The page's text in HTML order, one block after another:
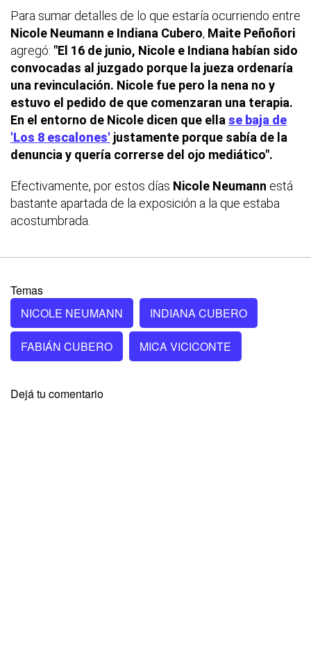
Para sumar detalles de lo que estaría ocurriendo entre
Nicole Neumann e Indiana Cubero, Maite Peñoñori
agregó: "El 16 de junio, Nicole e Indiana habían sido
convocadas al juzgado porque la jueza ordenaría
una revinculación. Nicole fue pero la nena no y
estuvo el pedido de que comenzaran una terapia.
En el entorno de Nicole dicen que ella se baja de
'Los 8 escalones' justamente porque sabía de la
denuncia y quería correrse del ojo mediático".
Efectivamente, por estos días Nicole Neumann está
bastante apartada de la exposición a la que estaba
acostumbrada.
Temas
NICOLE NEUMANN
INDIANA CUBERO
FABIÁN CUBERO MICA VICICONTE
Dejá tu comentario